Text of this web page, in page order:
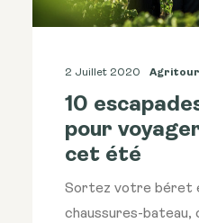
2 Juillet 2020
10
pour
cet été
Sortez votre béret
chaussures-